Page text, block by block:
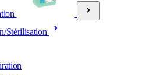
Stérilisation